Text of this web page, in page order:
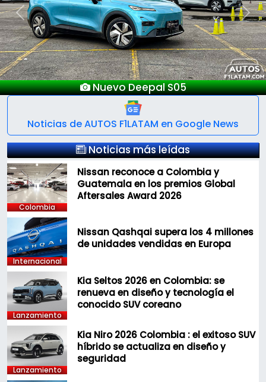
Lanzamientos Salón Automóvil Bogotá 2025
Previous Next
Noticias de AUTOS F1LATAM en Google News
Noticias más leídas
Colombia
Nissan reconoce a Colombia y
Guatemala en los premios Global
Aftersales Award 2026
Internacional
Nissan Qashqai supera los 4 millones
de unidades vendidas en Europa
Lanzamiento
Kia Seltos 2026 en Colombia: se
renueva en diseño y tecnología el
conocido SUV coreano
Lanzamiento
Kia Niro 2026 Colombia : el exitoso SUV
híbrido se actualiza en diseño y
seguridad